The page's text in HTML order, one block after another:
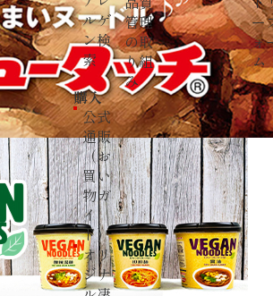
ルゲ
ン検
索
購入
公式
通販
（お
買い
物ガ
イ
ド）
オリ
ジナ
管理
の取
り組
み
ー
ォ
ム